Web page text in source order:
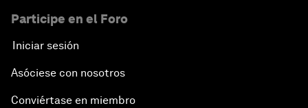
Participe en el Foro
Iniciar sesión
Asóciese con nosotros
Conviértase en miembro